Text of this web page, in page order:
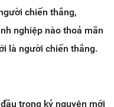
chiến thắng,
nghiệp nào thoả mãn
là người chiến thắng.
trong kỷ nguyên mới